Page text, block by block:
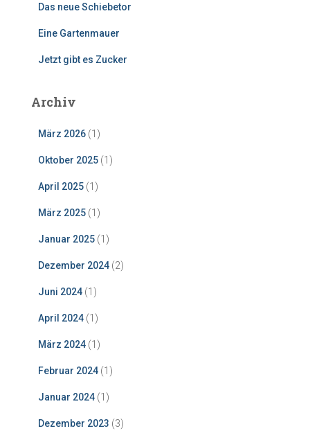
Das neue Schiebetor
Eine Gartenmauer
Jetzt gibt es Zucker
Archiv
März 2026 (1)
Oktober 2025 (1)
April 2025 (1)
März 2025 (1)
Januar 2025 (1)
Dezember 2024 (2)
Juni 2024 (1)
April 2024 (1)
März 2024 (1)
Februar 2024 (1)
Januar 2024 (1)
Dezember 2023 (3)